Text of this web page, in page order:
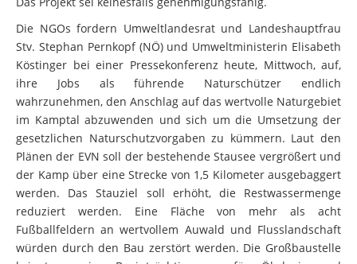
Das Projekt sei keinesfalls genehmigungsfähig.
Die NGOs fordern Umweltlandesrat und Landeshauptfrau
Stv. Stephan Pernkopf (NÖ) und Umweltministerin Elisabeth
Köstinger bei einer Pressekonferenz heute, Mittwoch, auf,
ihre Jobs als führende Naturschützer endlich
wahrzunehmen, den Anschlag auf das wertvolle Naturgebiet
im Kamptal abzuwenden und sich um die Umsetzung der
gesetzlichen Naturschutzvorgaben zu kümmern. Laut den
Plänen der EVN soll der bestehende Stausee vergrößert und
der Kamp über eine Strecke von 1,5 Kilometer ausgebaggert
werden. Das Stauziel soll erhöht, die Restwassermenge
reduziert werden. Eine Fläche von mehr als acht
Fußballfeldern an wertvollem Auwald und Flusslandschaft
würden durch den Bau zerstört werden. Die Großbaustelle